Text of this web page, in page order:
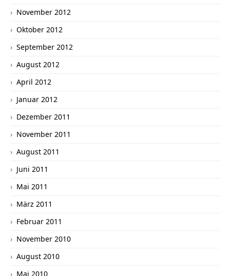
November 2012
Oktober 2012
September 2012
August 2012
April 2012
Januar 2012
Dezember 2011
November 2011
August 2011
Juni 2011
Mai 2011
März 2011
Februar 2011
November 2010
August 2010
Mai 2010